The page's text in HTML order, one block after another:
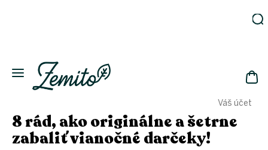
Váš účet
Ekodomácnosť
Ekologická
Kozmetika
Fľaše
8 rád, ako originálne a šetrne
zabaliť vianočné darčeky!